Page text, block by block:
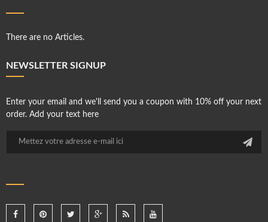
There are no Articles.
NEWSLETTER SIGNUP
Enter your email and we'll send you a coupon with 10% off your next
order. Add your text here